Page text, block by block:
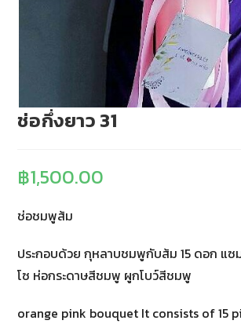
ช่อกึ่งยาว 31
฿1,500.00
ช่อชมพูส้ม
ประกอบด้วย กุหลาบชมพูกับส้ม 15 ดอก แซ
โซ ห่อกระดาษสีชมพู ผูกโบว์สีชมพู
orange pink bouquet It consists of 15